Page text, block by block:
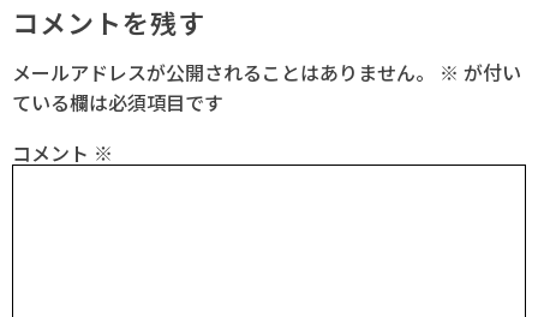
コメントを残す
メールアドレスが公開されることはありません。 ※ が付い
ている欄は必須項目です
コメント ※